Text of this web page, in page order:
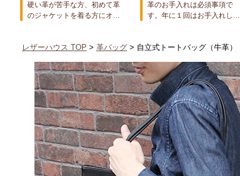
硬い革が苦手な方、初めて革
のジャケットを着る方にオ…
革のお手入れは必須事項で
す。年に１回はお手入れし…
レザーハウス TOP > 革バッグ > 自立式トートバッグ（牛革）